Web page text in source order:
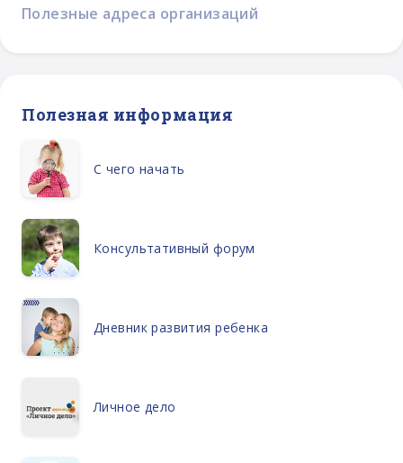
Полезные адреса организаций
Полезная информация
С чего начать
Консультативный форум
Дневник развития ребенка
Личное дело